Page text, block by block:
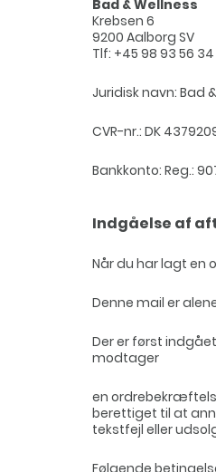
Bad & Wellness
Krebsen 6
9200 Aalborg SV
Tlf: +45 98 93 56 34
Juridisk navn: Bad
CVR-nr.: DK
Bankkonto: Reg.:
Indgåelse af
Når du har lagt en
Denne mail er
Der er først
modtager
en
berettiget til at
tekstfejl eller
Følgende